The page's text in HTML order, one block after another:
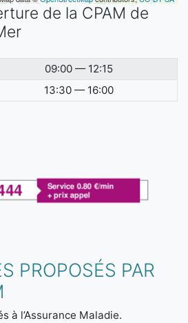
de la CPAM de
09:00 — 12:15
13:30 — 16:00
PROPOSÉS PAR
à l’Assurance Maladie.